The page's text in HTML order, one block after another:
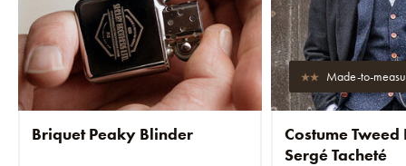
Briquet Peaky Blinder
Made-to-
Costume
Sergé Tacheté